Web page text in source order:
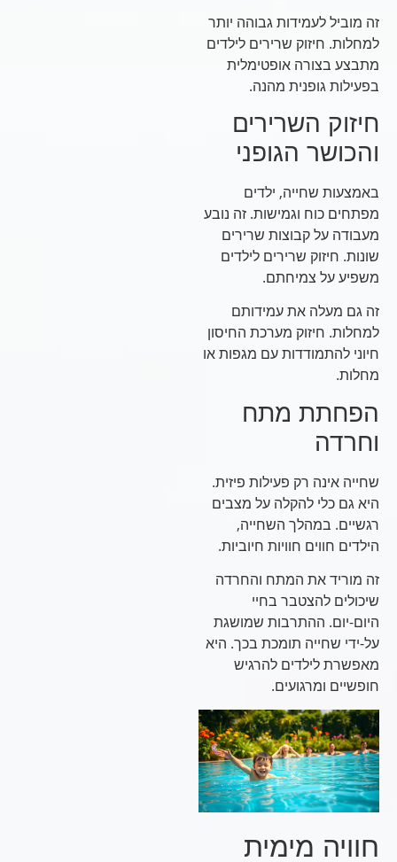
זה מוביל לעמידות גבוהה יותר
למחלות. חיזוק שרירים לילדים
מתבצע בצורה אופטימלית
בפעילות גופנית מהנה.
חיזוק השרירים
והכושר הגופני
באמצעות שחייה, ילדים
מפתחים כוח וגמישות. זה נובע
מעבודה על קבוצות שרירים
שונות. חיזוק שרירים לילדים
משפיע על צמיחתם.
זה גם מעלה את עמידותם
למחלות. חיזוק מערכת החיסון
חיוני להתמודדות עם מגפות או
מחלות.
הפחתת מתח
וחרדה
שחייה אינה רק פעילות פיזית.
היא גם כלי להקלה על מצבים
רגשיים. במהלך השחייה,
הילדים חווים חוויות חיוביות.
זה מוריד את המתח והחרדה
שיכולים להצטבר בחיי
היום-יום. ההתרבות שמושגת
על-ידי שחייה תומכת בכך. היא
מאפשרת לילדים להרגיש
חופשיים ומרגועים.
חוויה מימית